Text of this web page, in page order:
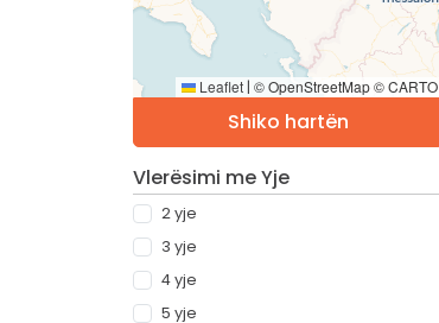
Leaflet | © OpenStreetMap © CARTO
Shiko hartën
Vlerësimi me Yje
2 yje
3 yje
4 yje
5 yje